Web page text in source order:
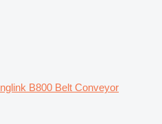
B800 Belt Conveyor